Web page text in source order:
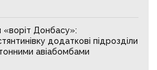
«воріт Донбасу»:
додаткові підрозділи
авіабомбами